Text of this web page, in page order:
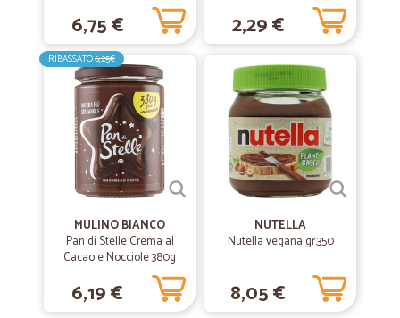
6,75 € 2,29 €
RIBASSATO6,25€
MULINO BIANCO
Pan di Stelle Crema al
Cacao e Nocciole 380g
6,19 €
NUTELLA
Nutella vegana gr.350
8,05 €